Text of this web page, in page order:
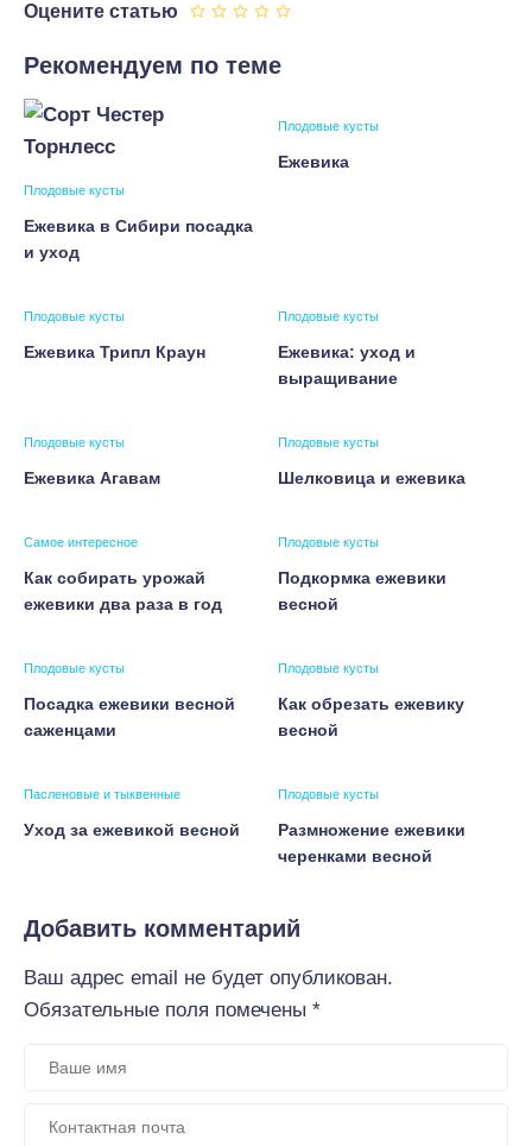
Оцените статью
Рекомендуем по теме
Плодовые кусты
Ежевика в Сибири посадка
и уход
Плодовые кусты
Ежевика
Плодовые кусты
Ежевика Трипл Краун
Плодовые кусты
Ежевика: уход и
выращивание
Плодовые кусты
Ежевика Агавам
Плодовые кусты
Шелковица и ежевика
Самое интересное
Как собирать урожай
ежевики два раза в год
Плодовые кусты
Подкормка ежевики
весной
Плодовые кусты
Посадка ежевики весной
саженцами
Плодовые кусты
Как обрезать ежевику
весной
Пасленовые и тыквенные
Уход за ежевикой весной
Плодовые кусты
Размножение ежевики
черенками весной
Добавить комментарий
Ваш адрес email не будет опубликован.
Обязательные поля помечены *